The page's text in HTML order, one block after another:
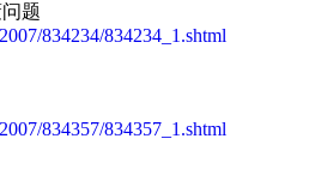
题
834234/834234_1.shtml
834357/834357_1.shtml